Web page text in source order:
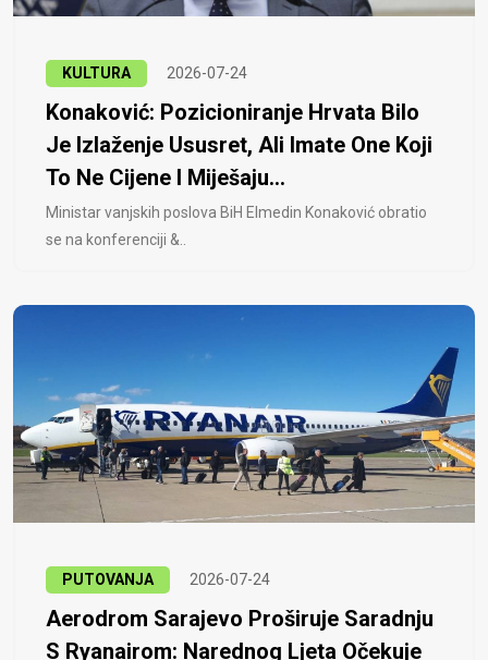
KULTURA 2026-07-24
Konaković: Pozicioniranje Hrvata Bilo
Je Izlaženje Ususret, Ali Imate One Koji
To Ne Cijene I Miješaju...
Ministar vanjskih poslova BiH Elmedin Konaković obratio
se na konferenciji &..
PUTOVANJA 2026-07-24
Aerodrom Sarajevo Proširuje Saradnju
S Ryanairom: Narednog Ljeta Očekuje